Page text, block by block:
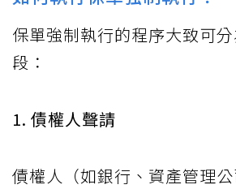
保單強制執行的程序大致可
段：
1. 債權人聲請
債權人（如銀行、資產管理公